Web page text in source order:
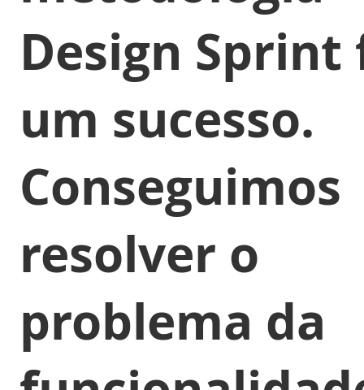
Design Sprint
um sucesso.
Conseguimos
resolver o
problema da